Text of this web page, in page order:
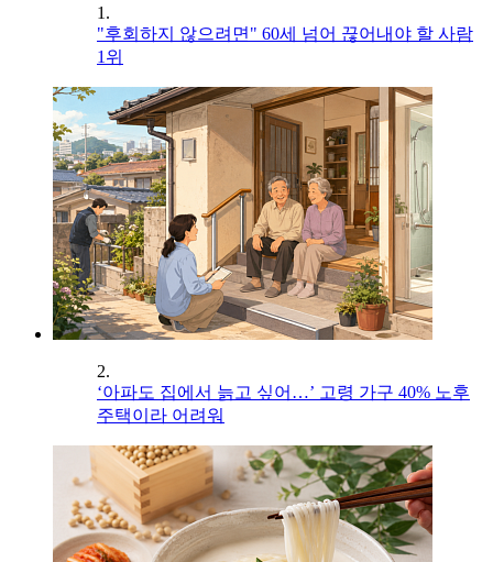
1.
"후회하지 않으려면" 60세 넘어 끊어내야 할 사람
1위
2.
‘아파도 집에서 늙고 싶어…’ 고령 가구 40% 노후
주택이라 어려워